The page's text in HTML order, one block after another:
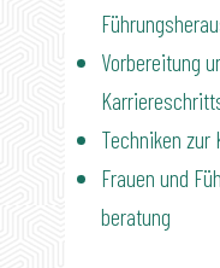
Vorbereitung
Techniken zur
Frauen und
beratung